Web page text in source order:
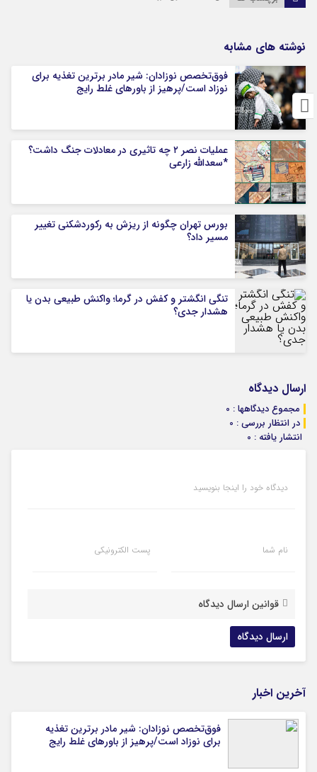
نوشته های مشابه
فوق‌تخصص نوزادان: شیر مادر برترین تغذیه برای
نوزاد است/پرهیز از باورهای غلط رایج
عملیات نصر ۲ چه تاثیری در معادلات جنگ داشت؟
*سعدالله زارعی
بورس تهران چگونه از ریزش به رکوردشکنی تغییر
مسیر داد؟
تنگی انگشتر و کفش در گرما؛ واکنش طبیعی بدن یا
هشدار جدی؟
ارسال دیدگاه
مجموع دیدگاهها : 0
در انتظار بررسی : 0
انتشار یافته : 0
دیدگاه خود را اینجا بنویسید
نام شما پست الکترونیکی
قوانین ارسال دیدگاه
آخرین اخبار
فوق‌تخصص نوزادان: شیر مادر برترین تغذیه
برای نوزاد است/پرهیز از باورهای غلط رایج